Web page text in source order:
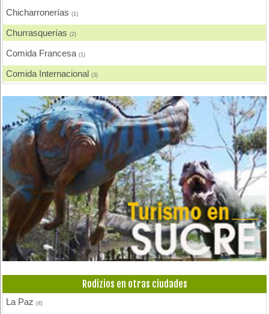
Chicharronerías(1)
Churrasquerías(2)
Comida Francesa(1)
Comida Internacional(3)
Comida Nacional - Criolla(2)
Comida Rápida, Fast Food(1)
Eventos - Recepciones(2)
Hamburguesas
Mariscos (1)
Pizzerias, Pizzas(1)
Pollos, Broaster, Spiedo, A la Leña(1)
Rodizios (1)
Rodizios en otras ciudades
La Paz(4)